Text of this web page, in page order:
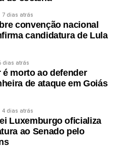
7 dias atrás
convenção nacional
candidatura de Lula
dias atrás
é morto ao defender
de ataque em Goiás
4 dias atrás
Luxemburgo oficializa
ao Senado pelo